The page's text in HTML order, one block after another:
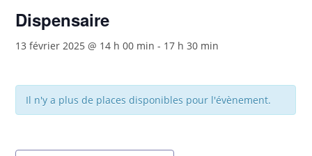
Dispensaire
13 février 2025 @ 14 h 00 min - 17 h 30 min
Il n'y a plus de places disponibles pour l'évènement.